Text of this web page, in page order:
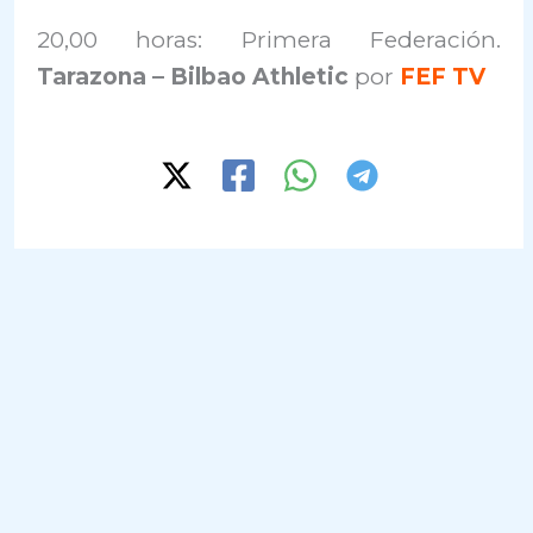
20,00 horas: Primera Federación.
Tarazona – Bilbao Athletic por FEF TV